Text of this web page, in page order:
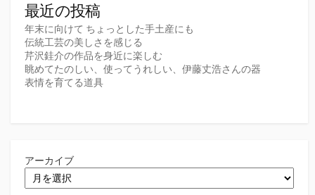
最近の投稿
年末に向けて ちょっとした手土産にも
伝統工芸の美しさを感じる
芹沢銈介の作品を身近に楽しむ
眺めてたのしい、使ってうれしい、伊藤丈浩さんの器
表情を育てる道具
アーカイブ